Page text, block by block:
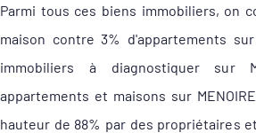
Parmi tous ces biens immobiliers, on
maison contre 3% d'appartements
immobiliers à diagnostiquer sur
appartements et maisons sur
hauteur de 88% par des propriétaires